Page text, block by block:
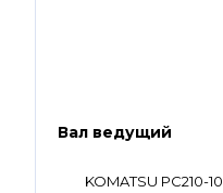
Вал ведущий
KOMATSU PC210-10